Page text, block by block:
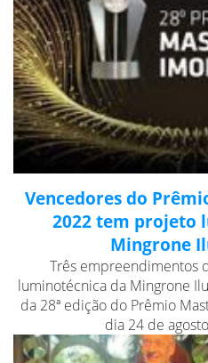
Vencedores do
2022 tem projeto
Mingrone
Três empreendimentos
luminotécnica da Mingrone
da 28ª edição do Prêmio
dia 24 de